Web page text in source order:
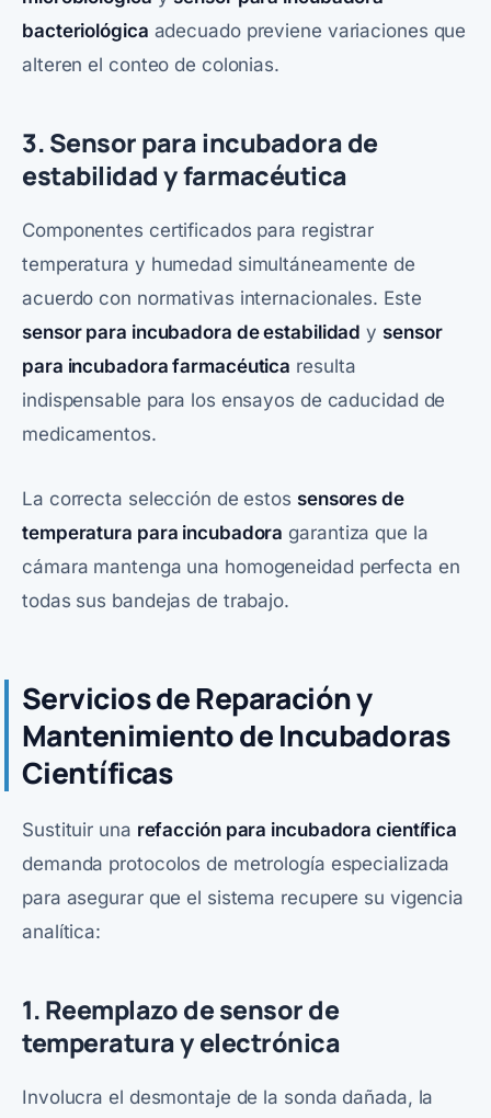
bacteriológica adecuado previene variaciones que
alteren el conteo de colonias.
3. Sensor para incubadora de
estabilidad y farmacéutica
Componentes certificados para registrar
temperatura y humedad simultáneamente de
acuerdo con normativas internacionales. Este
sensor para incubadora de estabilidad y sensor
para incubadora farmacéutica resulta
indispensable para los ensayos de caducidad de
medicamentos.
La correcta selección de estos sensores de
temperatura para incubadora garantiza que la
cámara mantenga una homogeneidad perfecta en
todas sus bandejas de trabajo.
Servicios de Reparación y
Mantenimiento de Incubadoras
Científicas
Sustituir una refacción para incubadora científica
demanda protocolos de metrología especializada
para asegurar que el sistema recupere su vigencia
analítica:
1. Reemplazo de sensor de
temperatura y electrónica
Involucra el desmontaje de la sonda dañada, la